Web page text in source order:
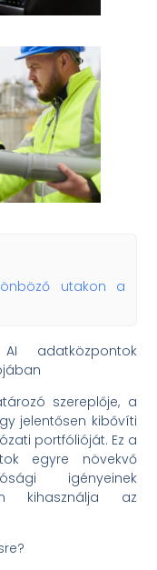
utakon a
adatközpontok
szereplője, a
jelentősen kibővíti
portfólióját. Ez a
egyre növekvő
igényeinek
kihasználja az